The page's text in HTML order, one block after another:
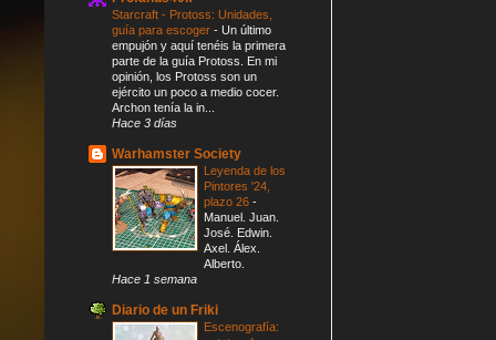
Starcraft - Protoss: Unidades,
guía para escoger - Un último
empujón y aquí tenéis la primera
parte de la guía Protoss. En mi
opinión, los Protoss son un
ejército un poco a medio cocer.
Archon tenía la in...
Hace 3 días
Warhamster Society
Leyenda de los
Pintores '24,
plazo 26 -
Manuel. Juan.
José. Edwin.
Axel. Álex.
Alberto.
Hace 1 semana
Diario de un Friki
Escenografía: